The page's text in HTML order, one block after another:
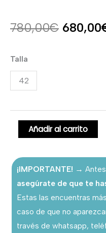
780,00€ El
680,00
Talla
42
Vestido
corto
madrina
micado
azul
real
tul
con
Añadir al carrito
¡IMPORTANTE! →
asegúrate de que te
Estas las encuentras
caso de que no
través de whatsapp,